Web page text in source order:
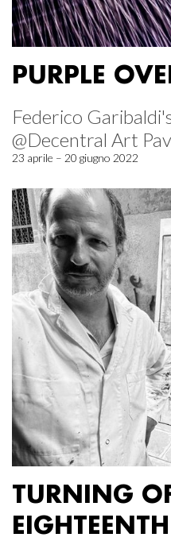
PURPLE
Federico
@Decentral Art
23 aprile – 20 giugno 2022
TURNING